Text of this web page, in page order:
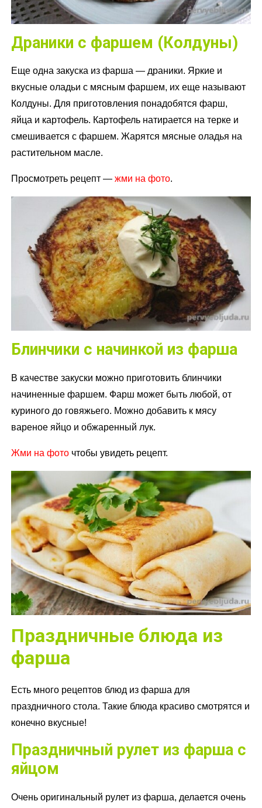
Драники с фаршем (Колдуны)
Еще одна закуска из фарша — драники. Яркие и
вкусные оладьи с мясным фаршем, их еще называют
Колдуны. Для приготовления понадобятся фарш,
яйца и картофель. Картофель натирается на терке и
смешивается с фаршем. Жарятся мясные оладья на
растительном масле.
Просмотреть рецепт —жми на фото.
Блинчики с начинкой из фарша
В качестве закуски можно приготовить блинчики
начиненные фаршем. Фарш может быть любой, от
куриного до говяжьего. Можно добавить к мясу
вареное яйцо и обжаренный лук.
Жми на фото чтобы увидеть рецепт.
Праздничные блюда из
фарша
Есть много рецептов блюд из фарша для
праздничного стола. Такие блюда красиво смотрятся и
конечно вкусные!
Праздничный рулет из фарша с
яйцом
Очень оригинальный рулет из фарша, делается очень